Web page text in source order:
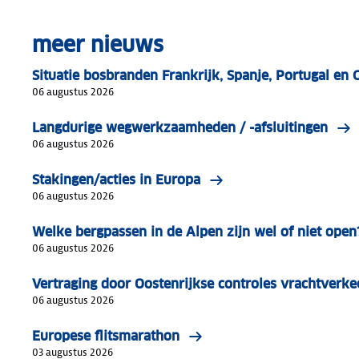
meer nieuws
Situatie bosbranden Frankrijk, Spanje, Portugal en
06 augustus 2026
Langdurige wegwerkzaamheden / -afsluitingen
06 augustus 2026
Stakingen/acties in Europa
06 augustus 2026
Welke bergpassen in de Alpen zijn wel of niet
06 augustus 2026
Vertraging door Oostenrijkse controles
06 augustus 2026
Europese flitsmarathon
03 augustus 2026